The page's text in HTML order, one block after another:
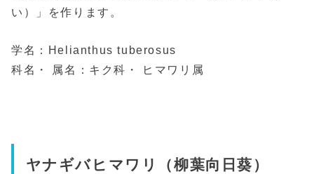
い）」を作ります。
学名：Helianthus tuberosus
科名・ 属名：キク科・ ヒマワリ属
ヤナギバヒマワリ（柳葉向日葵）